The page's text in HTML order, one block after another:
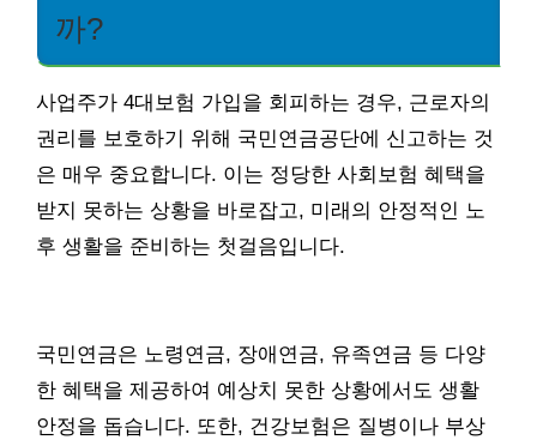
까?
사업주가 4대보험 가입을 회피하는 경우, 근로자의
권리를 보호하기 위해 국민연금공단에 신고하는 것
은 매우 중요합니다. 이는 정당한 사회보험 혜택을
받지 못하는 상황을 바로잡고, 미래의 안정적인 노
후 생활을 준비하는 첫걸음입니다.
국민연금은 노령연금, 장애연금, 유족연금 등 다양
한 혜택을 제공하여 예상치 못한 상황에서도 생활
안정을 돕습니다. 또한, 건강보험은 질병이나 부상